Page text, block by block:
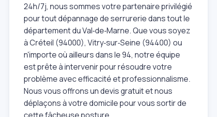
24h/7j, nous sommes votre partenaire privilégié
pour tout dépannage de serrurerie dans tout le
département du Val‑de‑Marne. Que vous soyez
à Créteil (94000), Vitry‑sur‑Seine (94400) ou
n'importe où ailleurs dans le 94, notre équipe
est prête à intervenir pour résoudre votre
problème avec efficacité et professionnalisme.
Nous vous offrons un devis gratuit et nous
déplaçons à votre domicile pour vous sortir de